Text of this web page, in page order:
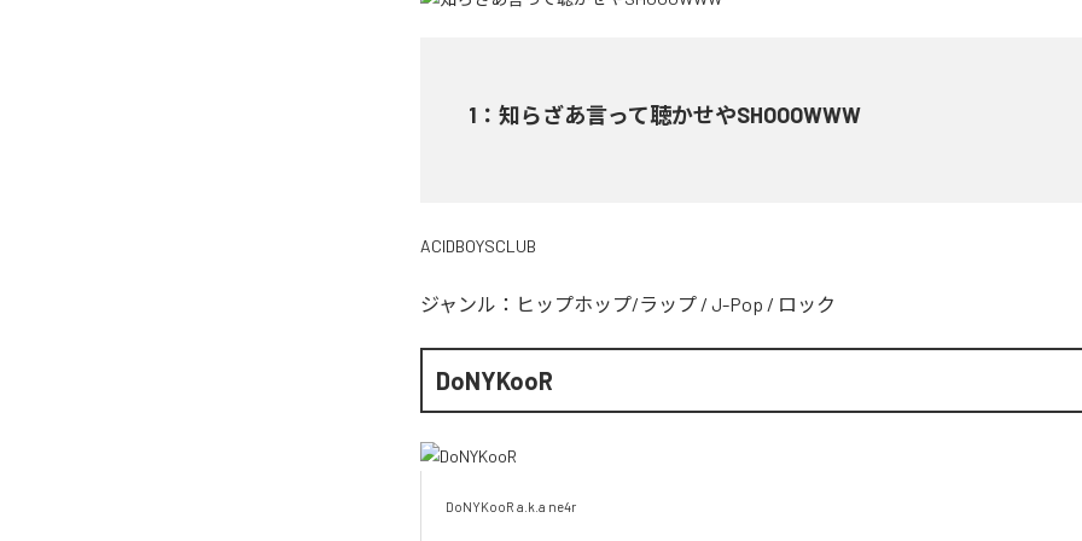
1 ： 知らざあ言って聴かせやSHOOOWWW
ACIDBOYSCLUB
ジャンル： ヒップホップ/ラップ / J-Pop / ロック
DoNYKooR
DoNYKooR a.k.a ne4r